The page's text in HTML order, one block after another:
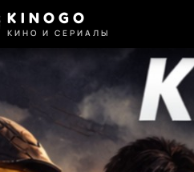
KINOGO
КИНО И СЕРИАЛЫ